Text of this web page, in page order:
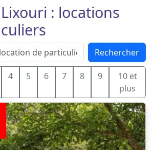
: locations
Rechercher
4 5 6 7 8 9
10 et
plus